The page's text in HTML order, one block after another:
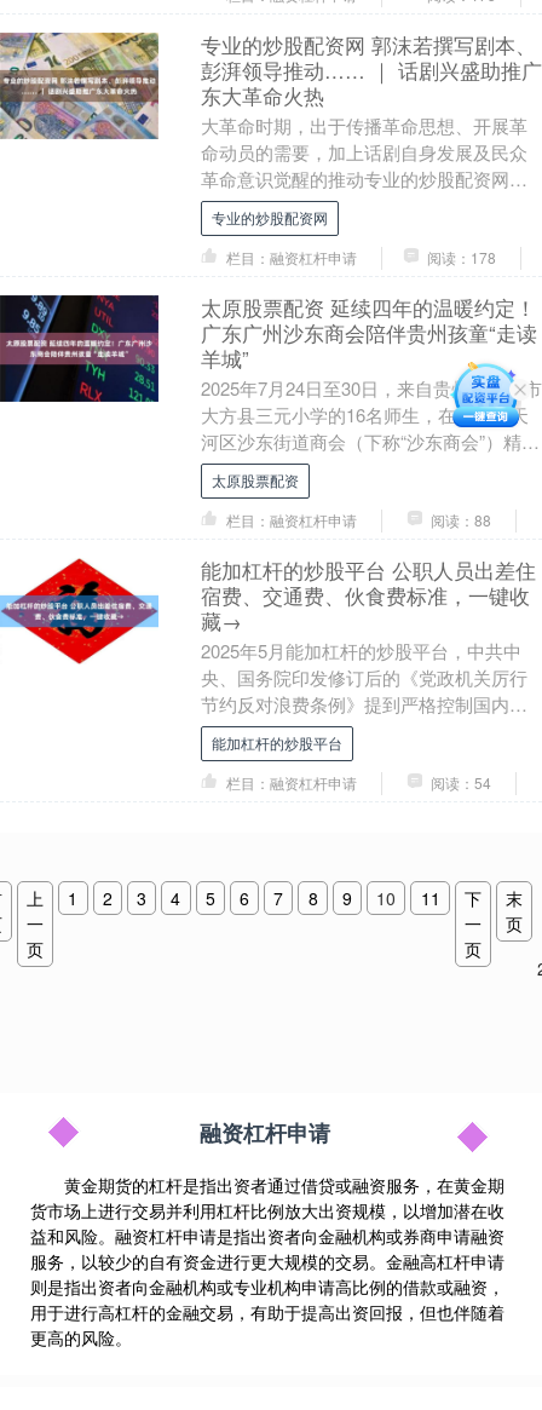
专业的炒股配资网 郭沫若撰写剧本、
彭湃领导推动…… ｜ 话剧兴盛助推广
东大革命火热
大革命时期，出于传播革命思想、开展革
命动员的需要，加上话剧自身发展及民众
革命意识觉醒的推动专业的炒股配资网，
国共两党及社会各界纷纷成立白话剧社、
剧团，促使这一时....
专业的炒股配资网
栏目：融资杠杆申请
阅读：178
太原股票配资 延续四年的温暖约定！
广东广州沙东商会陪伴贵州孩童“走读
羊城”
2025年7月24日至30日，来自贵州省毕节市
大方县三元小学的16名师生，在广州市天
河区沙东街道商会（下称“沙东商会”）精心
组织下，踏上了第四届“携手沙东读羊城....
太原股票配资
栏目：融资杠杆申请
阅读：88
能加杠杆的炒股平台 公职人员出差住
宿费、交通费、伙食费标准，一键收
藏→
2025年5月能加杠杆的炒股平台，中共中
央、国务院印发修订后的《党政机关厉行
节约反对浪费条例》提到严格控制国内差
旅费。身为公职人员，出差时有哪些标准
要注意？住宿....
能加杠杆的炒股平台
栏目：融资杠杆申请
阅读：54
上
一
页
1 2 3 4 5 6 7 8 9 10 11
下
一
页
末
页
融资杠杆申请
黄金期货的杠杆是指出资者通过借贷或融资服务，在黄金期
货市场上进行交易并利用杠杆比例放大出资规模，以增加潜在收
益和风险。融资杠杆申请是指出资者向金融机构或券商申请融资
服务，以较少的自有资金进行更大规模的交易。金融高杠杆申请
则是指出资者向金融机构或专业机构申请高比例的借款或融资，
用于进行高杠杆的金融交易，有助于提高出资回报，但也伴随着
更高的风险。